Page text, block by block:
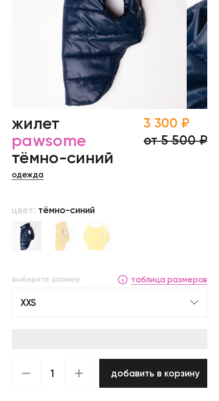
жилет
pawsome
тёмно-синий
одежда
3 300 ₽
от 5 500 ₽
цвет: тёмно-синий
выберите размер
XXS
таблица размеров
добавить в корзину